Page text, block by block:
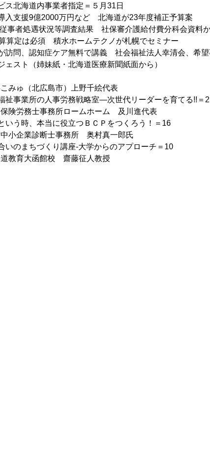
ス北海道内事業者指定＝５月31日
入支援9億2000万円など　北海道が23年度補正予算案
事者処遇状況等調査結果　社保審介護給付費分科会資料
算定は必須　積水ホームテクノが札幌でセミナー
訪問、認知症ケア無料で講義　社会福祉法人幸清会、希
ェスト（姉妹紙・北海道医療新聞紙面から）
こみゅ（北広島市）上野千絵代表
祉事業所の人事労務戦略室―次世代リーダーを育てる!!＝
士事務所ロームホーム　及川進代表
、本当に役立つＢＣＰをつくろう！＝16
診断士事務所　奥村真一郎氏
ちづくり講座-大学からのアプローチ＝10
函館校　齋藤征人教授